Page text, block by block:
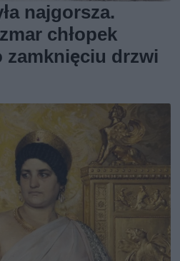
najgorsza.
chłopek
zamknięciu drzwi